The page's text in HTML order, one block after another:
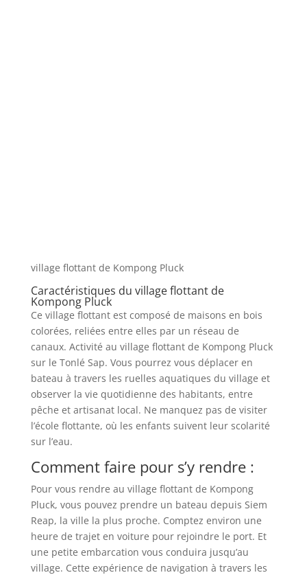
village flottant de Kompong Pluck
Caractéristiques du village flottant de
Kompong Pluck
Ce village flottant est composé de maisons en bois
colorées, reliées entre elles par un réseau de
canaux. Activité au village flottant de Kompong Pluck
sur le Tonlé Sap. Vous pourrez vous déplacer en
bateau à travers les ruelles aquatiques du village et
observer la vie quotidienne des habitants, entre
pêche et artisanat local. Ne manquez pas de visiter
l’école flottante, où les enfants suivent leur scolarité
sur l’eau.
Comment faire pour s’y rendre :
Pour vous rendre au village flottant de Kompong
Pluck, vous pouvez prendre un bateau depuis Siem
Reap, la ville la plus proche. Comptez environ une
heure de trajet en voiture pour rejoindre le port. Et
une petite embarcation vous conduira jusqu’au
village. Cette expérience de navigation à travers les